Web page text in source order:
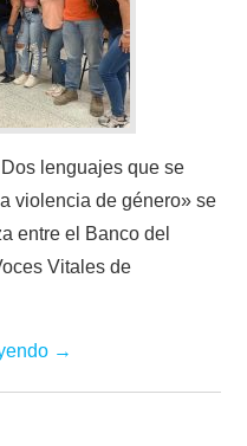
lenguajes que se
violencia de género» se
entre el Banco del
Vitales de
→